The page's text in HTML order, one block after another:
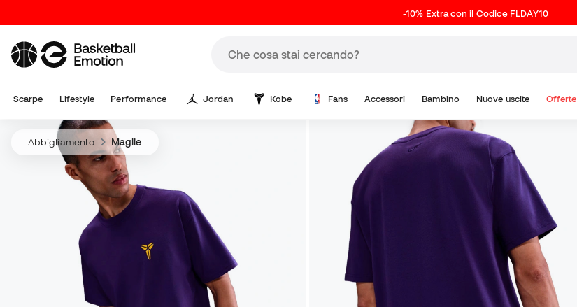
-10% Extra con il Codice FLDAY10
Scarpe Lifestyle Performance Jordan Kobe Fans Accessori Bambino Nuove uscite Offerte
Abbigliamento Maglie